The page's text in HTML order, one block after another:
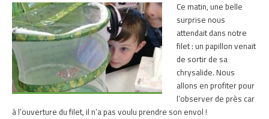
Ce matin, une belle
surprise nous
attendait dans notre
filet : un papillon venait
de sortir de sa
chrysalide. Nous
allons en profiter pour
l’observer de près car
à l’ouverture du filet, il n’a pas voulu prendre son envol !